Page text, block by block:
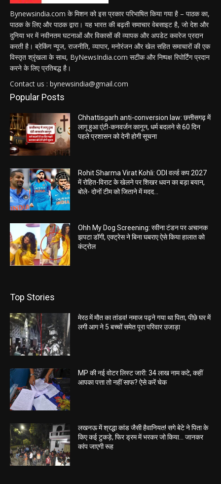
Bynewsindia.com के मिशन को इस प्रकार परिभाषित किया गया है – पाठक का,
पाठक के लिए और पाठक द्वारा। यह भारत की बढ़ती समाचार वेबसाइट है, जो देश और
दुनिया भर में नवीनतम घटनाओं और विकासों की व्यापक और अपडेट कवरेज प्रदान
करती है। ब्रेकिंग न्यूज, राजनीति, व्यापार, मनोरंजन और खेल सहित समाचारों की एक
विस्तृत श्रृंखला के साथ, ByNewsIndia.com सटीक और निष्पक्ष रिपोर्टिंग प्रदान
करने के लिए प्रतिबद्ध है।
Contact us : bynewsindia@gmail.com
Popular Posts
Chhattisgarh anti-conversion law: छत्तीसगढ़ में
लागू हुआ एंटी-कनवर्जन कानून, धर्म बदलने से 60 दिन
पहले प्रशासन को देनी होगी सूचना
Rohit Sharma Virat Kohli: ODI वर्ल्ड कप 2027
में रोहित-विराट के खेलने पर शिखर धवन का बड़ा बयान,
बोले- दोनों टीम को जिताने में मदद...
Ohh My Dog Screening: रवीना टंडन पर अचानक
झपटा डॉगी, एक्ट्रेस ने बिना घबराए ऐसे किया हालात को
कंट्रोल
Top Stories
मेरठ में मौत का तांडव! नमाज पढ़ने गया था पिता, पीछे घर में
लगी आग ने 5 बच्चों समेत पूरा परिवार उजाड़ा
MP की नई वोटर लिस्ट जारी: 34 लाख नाम कटे, कहीं
आपका पत्ता तो नहीं साफ? ऐसे करें चेक
लखनऊ में श्रद्धा कांड जैसी हैवानियत! सगे बेटे ने पिता के
किए कई टुकड़े, फिर ड्रम में भरकर जो किया… जानकर
कांप जाएगी रूह